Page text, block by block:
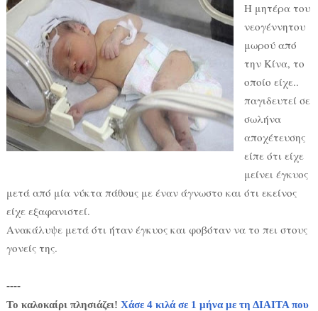
Η μητέρα του
νεογέννητου
μωρού από
την Κίνα, το
οποίο είχε..
παγιδευτεί σε
σωλήνα
αποχέτευσης
είπε ότι είχε
μείνει έγκυος
μετά από μία νύκτα πάθouς με έναν άγνωστο και ότι εκείνος
είχε εξαφανιστεί.
Ανακάλυψε μετά ότι ήταν έγκυος και φοβόταν να το πει στους
γονείς της.
----
Το καλοκαίρι πλησιάζει! Χάσε 4 κιλά σε 1 μήνα με τη ΔΙΑΙΤΑ που